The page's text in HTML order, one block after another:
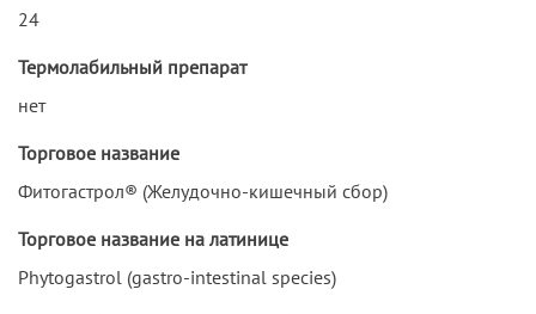
24
Термолабильный препарат
нет
Торговое название
Фитогастрол® (Желудочно-кишечный сбор)
Торговое название на латинице
Phytogastrol (gastro-intestinal species)